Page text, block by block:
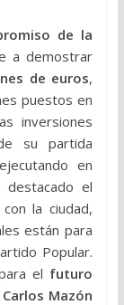
de la
a demostrar
de euros,
puestos en
inversiones
su partida
en
destacado el
la ciudad,
están para
Popular.
el futuro
Carlos Mazón